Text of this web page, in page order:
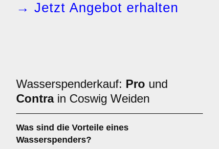
→ Jetzt Angebot erhalten
Wasserspenderkauf: Pro und
Contrain Coswig Weiden
Was sind die Vorteile eines
Wasserspenders?